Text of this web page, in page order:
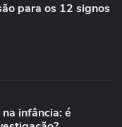
para os 12 signos
infância: é